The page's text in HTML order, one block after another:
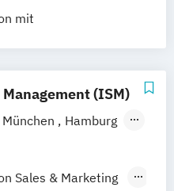
mit
(ISM)
München
Hamburg
Sales & Marketing